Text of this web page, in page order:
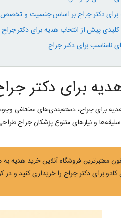
برای دکتر جراح بر اساس جنسیت و تخصص
پیش از انتخاب هدیه برای دکتر جراح
نامناسب برای دکتر جراح
برای دکتر
برای جراح، دسته‌بندی‌های مختلفی
و نیازهای متنوع پزشکان جراح
معتبر‌ترین فروشگاه آنلاین خرید
کادو برای دکتر جراح را خریداری کنید و